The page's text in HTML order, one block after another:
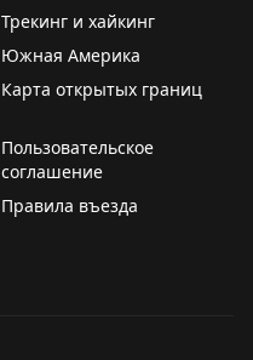
Трекинг и хайкинг
Южная Америка
Карта открытых границ
Пользовательское
соглашение
Правила въезда